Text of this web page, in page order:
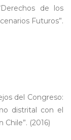
de los
Futuros”.
del Congreso:
distrital con el
(2016)